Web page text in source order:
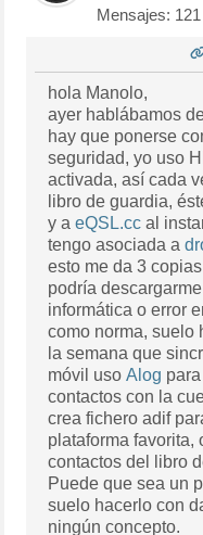
Mensajes: 121
hola Manolo,
ayer hablábamos
hay que ponerse
seguridad, yo uso
activada, así cada
libro de guardia,
y aeQSL.cc al
tengo asociada a
esto me da 3
podría
informática o error
como norma, suelo
la semana que
móvil usoAlog
contactos con la
crea fichero adif
plataforma favorita,
contactos del libro
Puede que sea un
suelo hacerlo con
ningún concepto.